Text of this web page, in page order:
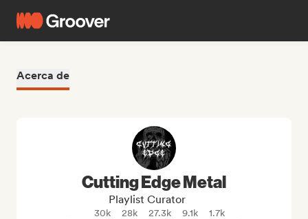
Acerca de
Cutting Edge Metal
Playlist Curator
30k 28k 27.3k 9.1k
1.7k